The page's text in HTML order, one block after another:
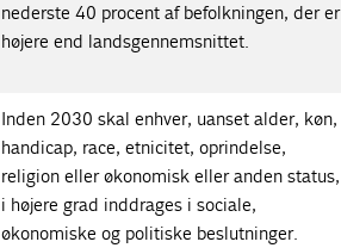
nederste 40 procent af befolkningen, der er
højere end landsgennemsnittet.
Inden 2030 skal enhver, uanset alder, køn,
handicap, race, etnicitet, oprindelse,
religion eller økonomisk eller anden status,
i højere grad inddrages i sociale,
økonomiske og politiske beslutninger.